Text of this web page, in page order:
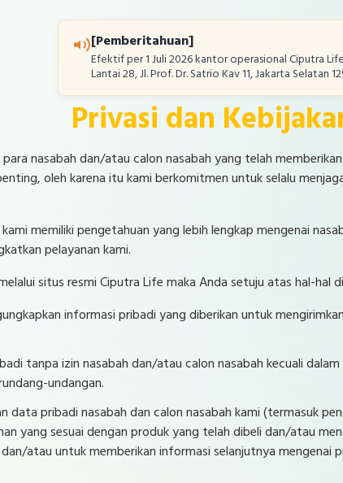
[Pemberitahuan]
Efektif per 1 Juli 2026 kantor operasional Ciputra
Lantai 28, Jl. Prof. Dr. Satrio Kav 11, Jakarta Selatan
Privasi dan
nasabah dan/atau calon nasabah yang telah
oleh karena itu kami berkomitmen untuk selalu
memiliki pengetahuan yang lebih lengkap mengenai
pelayanan kami.
situs resmi Ciputra Life maka Anda setuju atas hal-hal
informasi pribadi yang diberikan untuk
tanpa izin nasabah dan/atau calon nasabah kecuali
undangan.
data pribadi nasabah dan calon nasabah kami (termasuk
yang sesuai dengan produk yang telah dibeli dan/atau
atau untuk memberikan informasi selanjutnya mengenai